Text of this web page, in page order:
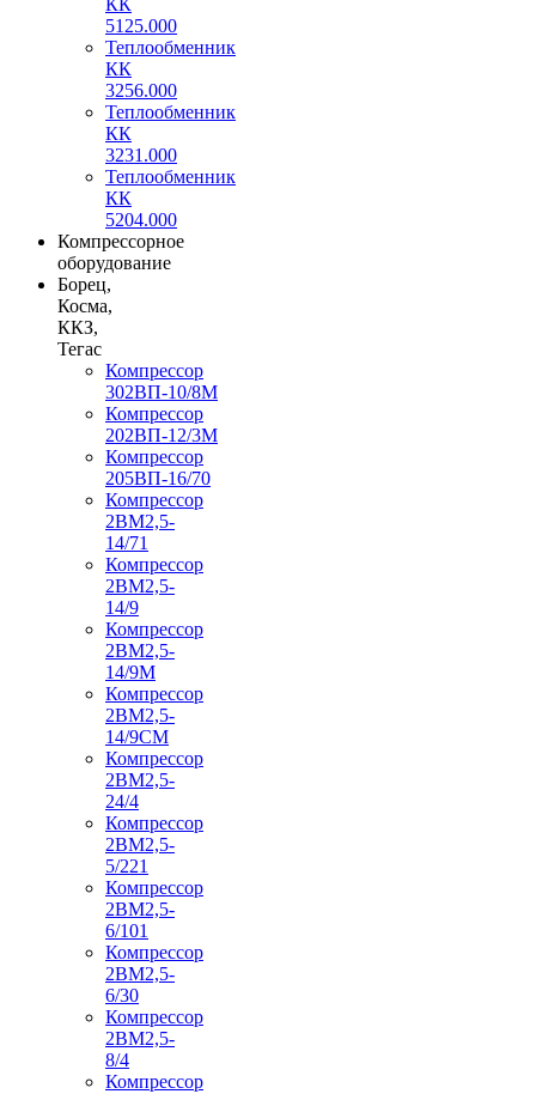
5125.000
Теплообменник
КК
3256.000
Теплообменник
КК
3231.000
Теплообменник
КК
5204.000
Компрессорное
оборудование
Борец,
Косма,
ККЗ,
Тегас
Компрессор
302ВП-10/8М
Компрессор
202ВП-12/3М
Компрессор
205ВП-16/70
Компрессор
2ВМ2,5-
14/71
Компрессор
2ВМ2,5-
14/9
Компрессор
2ВМ2,5-
14/9М
Компрессор
2ВМ2,5-
14/9СМ
Компрессор
2ВМ2,5-
24/4
Компрессор
2ВМ2,5-
5/221
Компрессор
2ВМ2,5-
6/101
Компрессор
2ВМ2,5-
6/30
Компрессор
2ВМ2,5-
8/4
Компрессор